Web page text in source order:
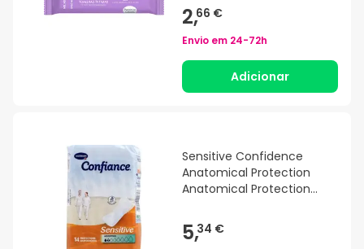
2,66 €
Envio em 24-72h
Adicionar
Sensitive Confidence
Anatomical Protection
Anatomical Protection
anatômica de 14
proteções
5,34 €